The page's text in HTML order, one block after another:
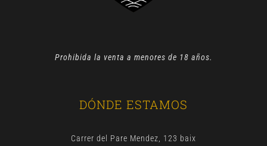
Prohibida la venta a menores de 18 años.
DÓNDE ESTAMOS
Carrer del Pare Mendez, 123 baix